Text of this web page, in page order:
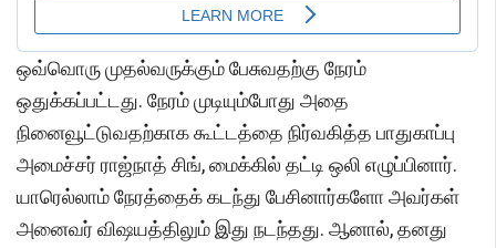
ஒவ்வொரு முதல்வருக்கும் பேசுவதற்கு நேரம்
ஒதுக்கப்பட்டது. நேரம் முடியும்போது அதை
நினைவூட்டுவதற்காக கூட்டத்தை நிர்வகித்த பாதுகாப்பு
அமைச்சர் ராஜ்நாத் சிங், மைக்கில் தட்டி ஒலி எழுப்பினார்.
யாரெல்லாம் நேரத்தைக் கடந்து பேசினார்களோ அவர்கள்
அனைவர் விஷயத்திலும் இது நடந்தது. ஆனால், தனது